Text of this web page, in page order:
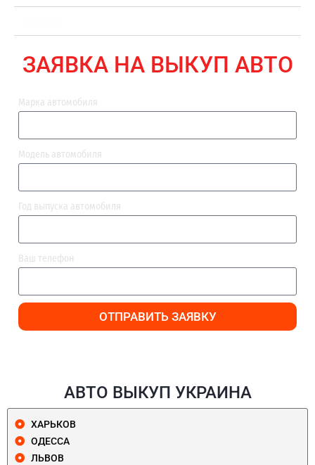
ЗАЯВКА НА ВЫКУП АВТО
Марка автомобиля
Модель автомобиля
Год выпуска автомобиля
Ваш телефон
ОТПРАВИТЬ ЗАЯВКУ
АВТО ВЫКУП УКРАИНА
ХАРЬКОВ
ОДЕССА
ЛЬВОВ